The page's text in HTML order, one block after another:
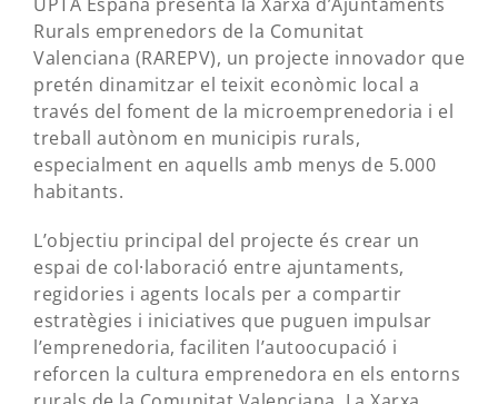
Rurals emprenedors de la Comunitat
Valenciana (RAREPV), un projecte innovador que
pretén dinamitzar el teixit econòmic local a
través del foment de la microemprenedoria i el
treball autònom en municipis rurals,
especialment en aquells amb menys de 5.000
habitants.
L’objectiu principal del projecte és crear un
espai de col·laboració entre ajuntaments,
regidories i agents locals per a compartir
estratègies i iniciatives que puguen impulsar
l’emprenedoria, faciliten l’autoocupació i
reforcen la cultura emprenedora en els entorns